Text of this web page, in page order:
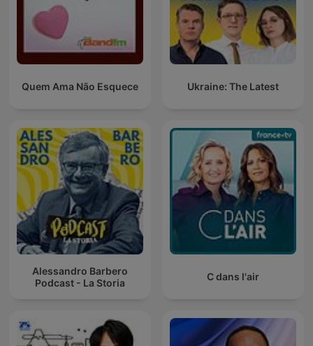
Quem Ama Não Esquece Ukraine: The Latest
Alessandro Barbero
Podcast - La Storia
C dans l'air